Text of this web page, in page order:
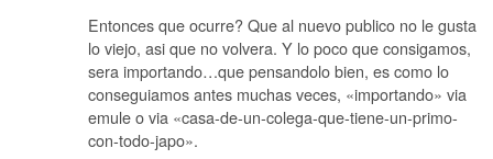
Entonces que ocurre? Que al nuevo publico no le gusta
lo viejo, asi que no volvera. Y lo poco que consigamos,
sera importando…que pensandolo bien, es como lo
conseguiamos antes muchas veces, «importando» via
emule o via «casa-de-un-colega-que-tiene-un-primo-
con-todo-japo».